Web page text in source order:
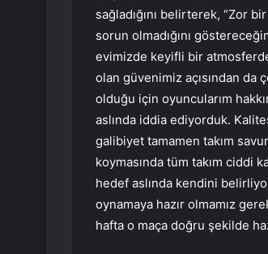
sağladığını belirterek, “Zor
sorun olmadığını
evimizde keyifli bir
olan güvenimiz açısından
olduğu için oyuncularım
aslında iddia ediyorduk.
galibiyet tamamen takım
koymasında tüm takım ciddi
hedef aslında kendini
oynamaya hazır olmamız
hafta o maça doğru şekilde